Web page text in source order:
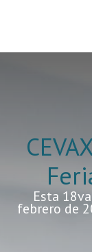
Esta
febrero de